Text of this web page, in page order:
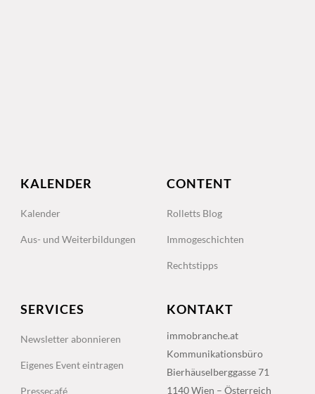
KALENDER
Kalender
Aus- und Weiterbildungen
CONTENT
Rolletts Blog
Immogeschichten
Rechtstipps
SERVICES
Newsletter abonnieren
Eigenes Event eintragen
Pressecafé
KONTAKT
immobranche.at
Kommunikationsbüro
Bierhäuselberggasse 71
1140 Wien – Österreich